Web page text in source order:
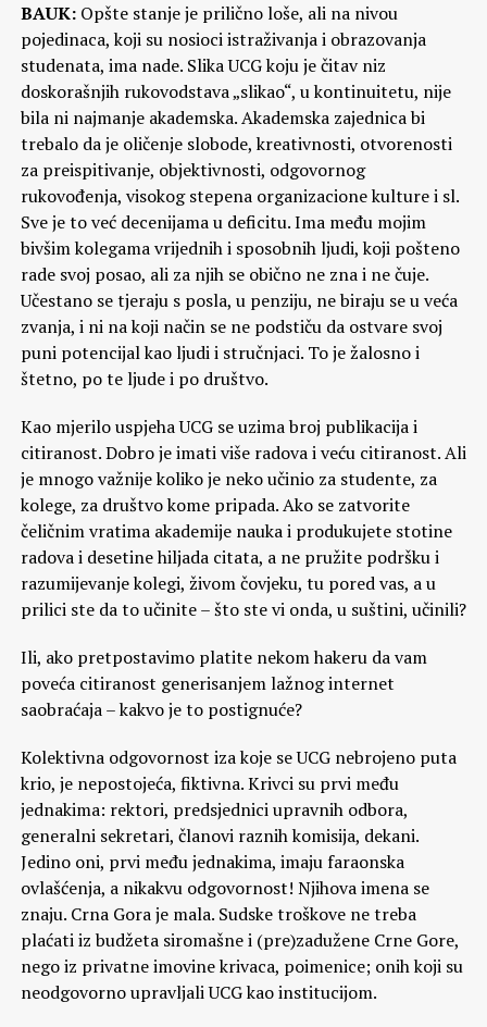
BAUK:Opšte stanje je prilično loše, ali na nivou
pojedinaca, koji su nosioci istraživanja i obrazovanja
studenata, ima nade. Slika UCG koju je čitav niz
doskorašnjih rukovodstava „slikao“, u kontinuitetu, nije
bila ni najmanje akademska. Akademska zajednica bi
trebalo da je oličenje slobode, kreativnosti, otvorenosti
za preispitivanje, objektivnosti, odgovornog
rukovođenja, visokog stepena organizacione kulture i sl.
Sve je to već decenijama u deficitu. Ima među mojim
bivšim kolegama vrijednih i sposobnih ljudi, koji pošteno
rade svoj posao, ali za njih se obično ne zna i ne čuje.
Učestano se tjeraju s posla, u penziju, ne biraju se u veća
zvanja, i ni na koji način se ne podstiču da ostvare svoj
puni potencijal kao ljudi i stručnjaci. To je žalosno i
štetno, po te ljude i po društvo.
Kao mjerilo uspjeha UCG se uzima broj publikacija i
citiranost. Dobro je imati više radova i veću citiranost. Ali
je mnogo važnije koliko je neko učinio za studente, za
kolege, za društvo kome pripada. Ako se zatvorite
čeličnim vratima akademije nauka i produkujete stotine
radova i desetine hiljada citata, a ne pružite podršku i
razumijevanje kolegi, živom čovjeku, tu pored vas, a u
prilici ste da to učinite – što ste vi onda, u suštini, učinili?
Ili, ako pretpostavimo platite nekom hakeru da vam
poveća citiranost generisanjem lažnog internet
saobraćaja – kakvo je to postignuće?
Kolektivna odgovornost iza koje se UCG nebrojeno puta
krio, je nepostojeća, fiktivna. Krivci su prvi među
jednakima: rektori, predsjednici upravnih odbora,
generalni sekretari, članovi raznih komisija, dekani.
Jedino oni, prvi među jednakima, imaju faraonska
ovlašćenja, a nikakvu odgovornost! Njihova imena se
znaju. Crna Gora je mala. Sudske troškove ne treba
plaćati iz budžeta siromašne i (pre)zadužene Crne Gore,
nego iz privatne imovine krivaca, poimenice; onih koji su
neodgovorno upravljali UCG kao institucijom.